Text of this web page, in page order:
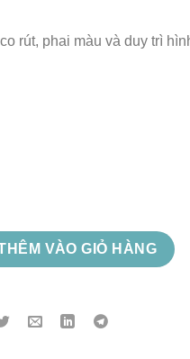
rút, phai màu và duy trì
VÀO GIỎ HÀNG